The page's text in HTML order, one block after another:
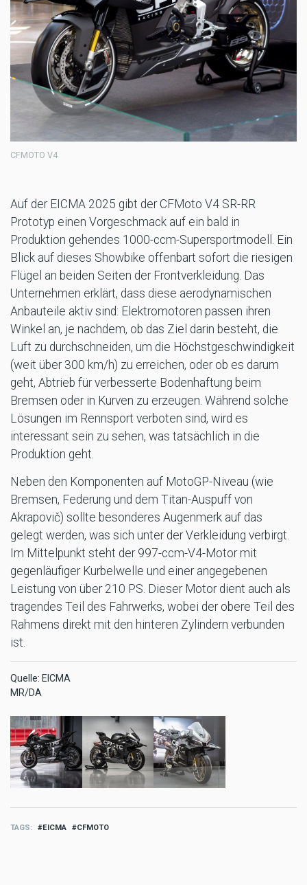
CFMOTO V4
Auf der EICMA 2025 gibt der CFMoto V4 SR-RR
Prototyp einen Vorgeschmack auf ein bald in
Produktion gehendes 1000-ccm-Supersportmodell. Ein
Blick auf dieses Showbike offenbart sofort die riesigen
Flügel an beiden Seiten der Frontverkleidung. Das
Unternehmen erklärt, dass diese aerodynamischen
Anbauteile aktiv sind: Elektromotoren passen ihren
Winkel an, je nachdem, ob das Ziel darin besteht, die
Luft zu durchschneiden, um die Höchstgeschwindigkeit
(weit über 300 km/h) zu erreichen, oder ob es darum
geht, Abtrieb für verbesserte Bodenhaftung beim
Bremsen oder in Kurven zu erzeugen. Während solche
Lösungen im Rennsport verboten sind, wird es
interessant sein zu sehen, was tatsächlich in die
Produktion geht.
Neben den Komponenten auf MotoGP-Niveau (wie
Bremsen, Federung und dem Titan-Auspuff von
Akrapovič) sollte besonderes Augenmerk auf das
gelegt werden, was sich unter der Verkleidung verbirgt.
Im Mittelpunkt steht der 997-ccm-V4-Motor mit
gegenläufiger Kurbelwelle und einer angegebenen
Leistung von über 210 PS. Dieser Motor dient auch als
tragendes Teil des Fahrwerks, wobei der obere Teil des
Rahmens direkt mit den hinteren Zylindern verbunden
ist.
Quelle: EICMA
MR/DA
TAGS EICMA CFMOTO